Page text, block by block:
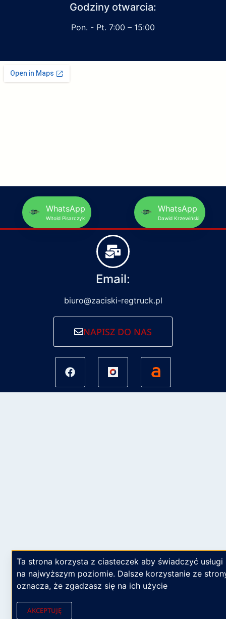
Godziny otwarcia:
Pon. - Pt. 7:00 – 15:00
WhatsApp
Witold Pisarczyk
WhatsApp
Dawid Krzewiński
Email:
biuro@zaciski-regtruck.pl
NAPISZ DO NAS
Ta strona korzysta z ciasteczek aby świadczyć usługi
na najwyższym poziomie. Dalsze korzystanie ze
oznacza, że zgadzasz się na ich użycie
AKCEPTUJĘ